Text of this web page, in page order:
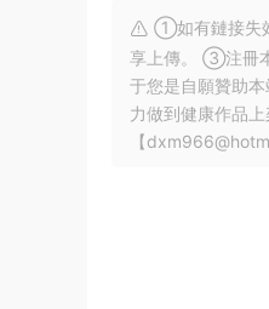
①如有鏈接失
享上傳。 ③注冊
于您是自願贊助
力做到健康作品
【